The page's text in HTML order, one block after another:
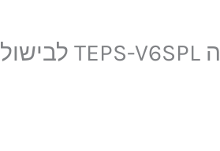
סירקולטור טבילה TEPS-V6SPL לבישול